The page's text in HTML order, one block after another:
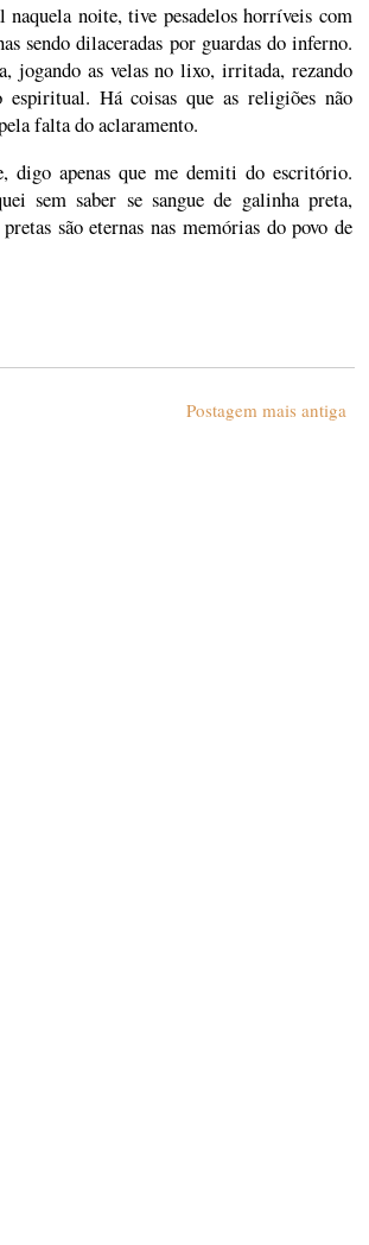
noite, tive pesadelos horríveis com
sendo dilaceradas por guardas do inferno.
jogando as velas no lixo, irritada, rezando
Há coisas que as religiões não
falta do aclaramento.
digo apenas que me demiti do escritório.
sem saber se sangue de galinha preta,
são eternas nas memórias do povo de
Postagem mais antiga